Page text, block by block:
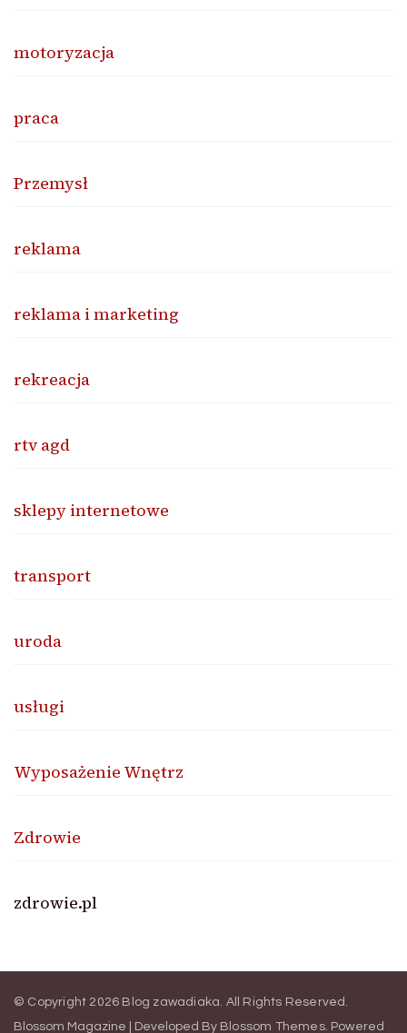
motoryzacja
praca
Przemysł
reklama
reklama i marketing
rekreacja
rtv agd
sklepy internetowe
transport
uroda
usługi
Wyposażenie Wnętrz
Zdrowie
zdrowie.pl
© Copyright 2026 Blog zawadiaka. All Rights Reserved.
Blossom Magazine | Developed By Blossom Themes. Powered